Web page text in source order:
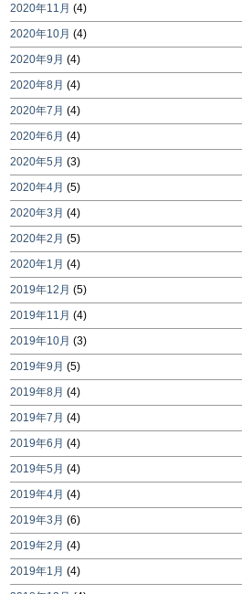
2020年11月 (4)
2020年10月 (4)
2020年9月 (4)
2020年8月 (4)
2020年7月 (4)
2020年6月 (4)
2020年5月 (3)
2020年4月 (5)
2020年3月 (4)
2020年2月 (5)
2020年1月 (4)
2019年12月 (5)
2019年11月 (4)
2019年10月 (3)
2019年9月 (5)
2019年8月 (4)
2019年7月 (4)
2019年6月 (4)
2019年5月 (4)
2019年4月 (4)
2019年3月 (6)
2019年2月 (4)
2019年1月 (4)